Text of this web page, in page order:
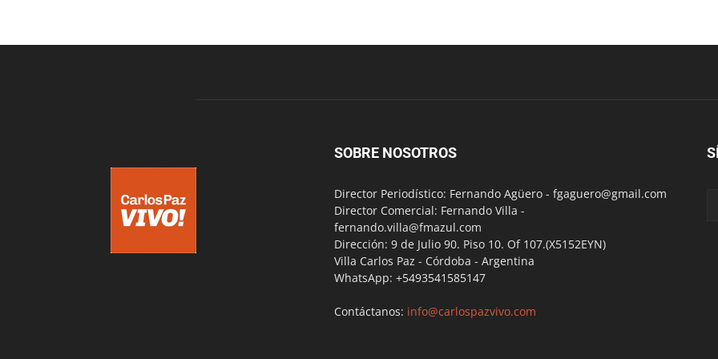
SOBRE NOSOTROS
Director Periodístico: Fernando Agüero - fgaguero@gmail.com
Director Comercial: Fernando Villa -
fernando.villa@fmazul.com
Dirección: 9 de Julio 90. Piso 10. Of 107.(X5152EYN)
Villa Carlos Paz - Córdoba - Argentina
WhatsApp: +5493541585147
Contáctanos: info@carlospazvivo.com